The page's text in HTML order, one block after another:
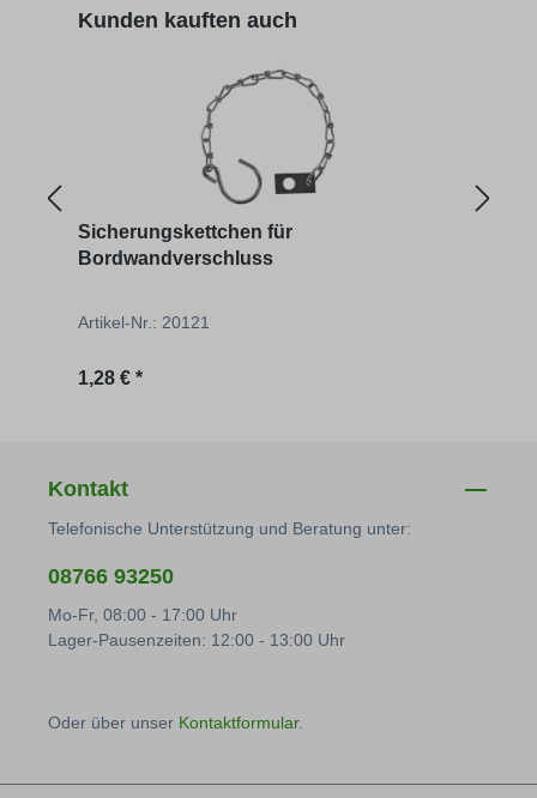
Produktgalerie überspringen
Kunden kauften auch
Sicherungskettchen für
Bordwandverschluss
Artikel-Nr.: 20121
Regulärer Preis:
1,28 € *
Kontakt
Telefonische Unterstützung und Beratung unter:
08766 93250
Mo-Fr, 08:00 - 17:00 Uhr
Lager-Pausenzeiten: 12:00 - 13:00 Uhr
Oder über unser Kontaktformular.